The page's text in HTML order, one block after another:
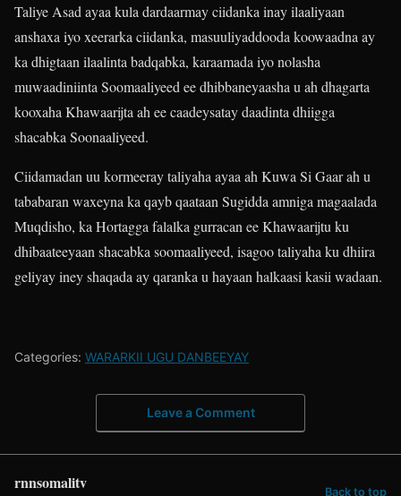
Taliye Asad ayaa kula dardaarmay ciidanka inay ilaaliyaan
anshaxa iyo xeerarka ciidanka, masuuliyaddooda koowaadna ay
ka dhigtaan ilaalinta badqabka, karaamada iyo nolasha
muwaadiniinta Soomaaliyeed ee dhibbaneyaasha u ah dhagarta
kooxaha Khawaarijta ah ee caadeysatay daadinta dhiigga
shacabka Soonaaliyeed.
Ciidamadan uu kormeeray taliyaha ayaa ah Kuwa Si Gaar ah u
tababaran waxeyna ka qayb qaataan Sugidda amniga magaalada
Muqdisho, ka Hortagga falalka gurracan ee Khawaarijtu ku
dhibaateeyaan shacabka soomaaliyeed, isagoo taliyaha ku dhiira
geliyay iney shaqada ay qaranka u hayaan halkaasi kasii wadaan.
Categories: WARARKII UGU DANBEEYAY
Leave a Comment
rnnsomalitv Back to top